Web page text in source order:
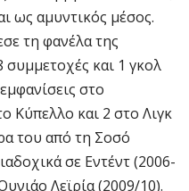
ως αμυντικός μέσος.
τη φανέλα της
συμμετοχές και 1 γκολ
στο
Κύπελλο και 2 στο Λιγκ
του από τη Σοσό
σε Εντέντ (2006-
Λεϊρία (2009/10).